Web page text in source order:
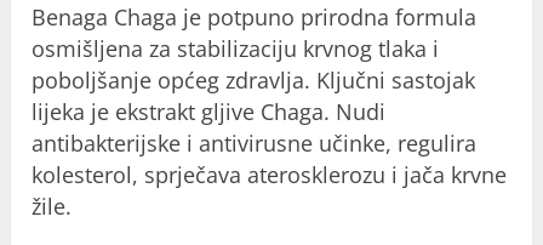
Benaga Chaga je potpuno prirodna formula
osmišljena za stabilizaciju krvnog tlaka i
poboljšanje općeg zdravlja. Ključni sastojak
lijeka je ekstrakt gljive Chaga. Nudi
antibakterijske i antivirusne učinke, regulira
kolesterol, sprječava aterosklerozu i jača krvne
žile.